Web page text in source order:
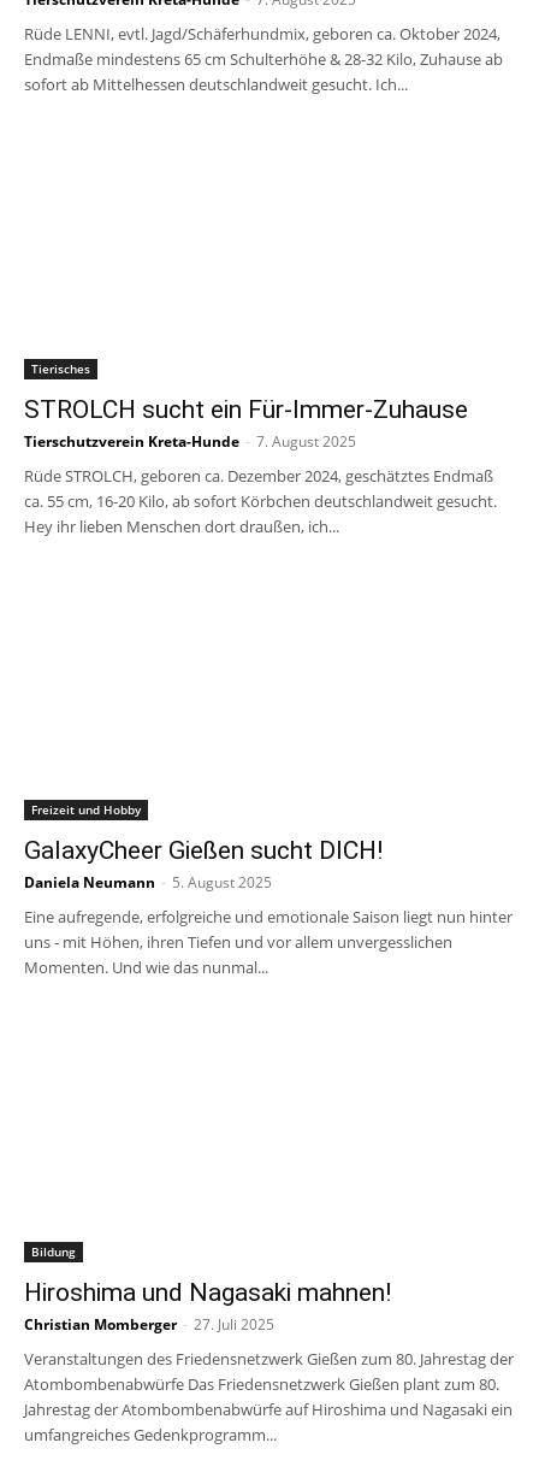
Rüde LENNI, evtl. Jagd/Schäferhundmix, geboren ca. Oktober 2024,
Endmaße mindestens 65 cm Schulterhöhe & 28-32 Kilo, Zuhause ab
sofort ab Mittelhessen deutschlandweit gesucht. Ich...
Tierisches
STROLCH sucht ein Für-Immer-Zuhause
Tierschutzverein Kreta-Hunde - 7. August 2025
Rüde STROLCH, geboren ca. Dezember 2024, geschätztes Endmaß
ca. 55 cm, 16-20 Kilo, ab sofort Körbchen deutschlandweit gesucht.
Hey ihr lieben Menschen dort draußen, ich...
Freizeit und Hobby
GalaxyCheer Gießen sucht DICH!
Daniela Neumann - 5. August 2025
Eine aufregende, erfolgreiche und emotionale Saison liegt nun hinter
uns - mit Höhen, ihren Tiefen und vor allem unvergesslichen
Momenten. Und wie das nunmal...
Bildung
Hiroshima und Nagasaki mahnen!
Christian Momberger - 27. Juli 2025
Veranstaltungen des Friedensnetzwerk Gießen zum 80. Jahrestag der
Atombombenabwürfe Das Friedensnetzwerk Gießen plant zum 80.
Jahrestag der Atombombenabwürfe auf Hiroshima und Nagasaki ein
umfangreiches Gedenkprogramm...